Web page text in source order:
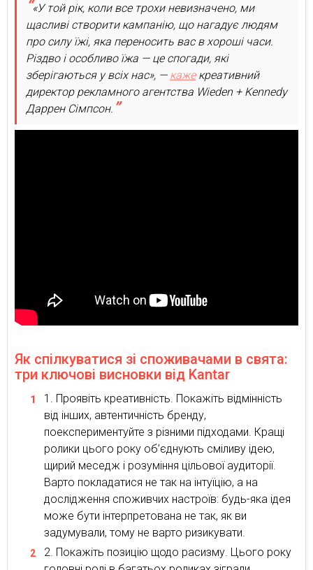
«У той рік, коли все трохи невизначено, ми
щасливі створити кампанію, що нагадує людям
про силу їжі, яка переносить вас в хороші часи.
Різдво і особливо їжа — це спогади, які
зберігаються у всіх нас», — кажекреативний
директор рекламного агентства Wieden + Kennedy
Даррен Сімпсон.
Як спілкуватися зі споживачами в свята:
три ключові висновки від Kantar
Проявіть креативність. Покажіть відмінність
від інших, автентичність бренду,
поекспериментуйте з різними підходами. Кращі
ролики цього року об’єднують сміливу ідею,
щирий меседж і розуміння цільової аудиторії.
Варто покладатися не так на інтуїцію, а на
дослідження споживчих настроїв: будь-яка ідея
може бути інтерпретована не так, як ви
задумували, тому не варто ризикувати.
Покажіть позицію щодо расизму. Цього року